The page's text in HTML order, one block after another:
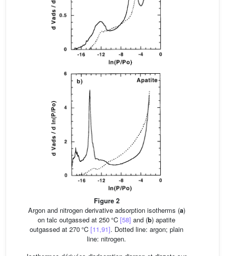
Figure 2
Argon and nitrogen derivative adsorption isotherms (a)
on talc outgassed at 250 °C [58] and (b) apatite
outgassed at 270 °C [11,91]. Dotted line: argon; plain
line: nitrogen.